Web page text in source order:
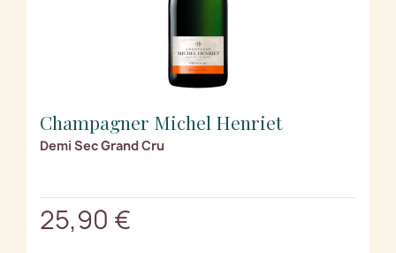
Champagner Michel Henriet
Demi Sec Grand Cru
25,90 €